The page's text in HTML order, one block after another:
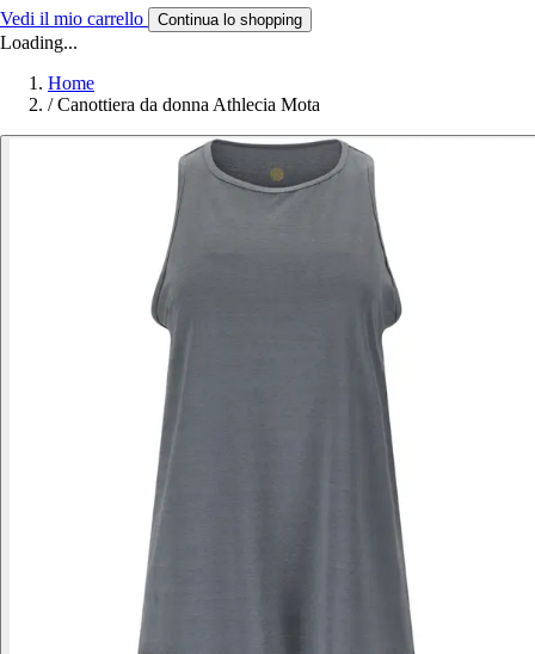
Vedi il mio carrello Continua lo shopping
Loading...
Home
/ Canottiera da donna Athlecia Mota